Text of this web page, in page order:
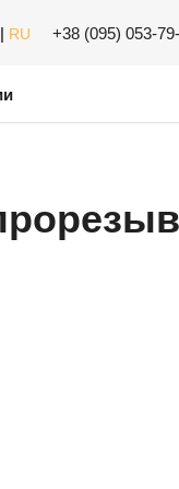
RU +38 (095) 053-